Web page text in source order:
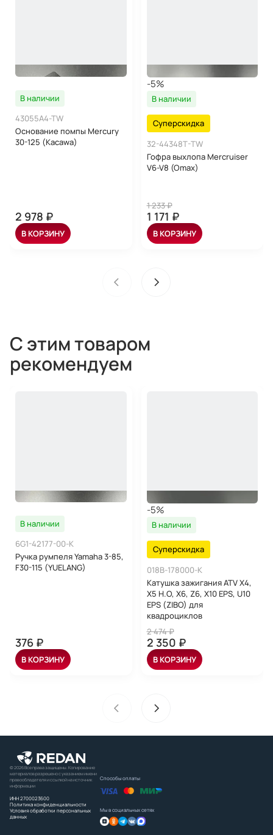
В наличии
43055A4-TW
Основание помпы Mercury
30-125 (Kacawa)
2 978 ₽
В КОРЗИНУ
-5%
В наличии
Суперскидка
32-44348T-TW
Гофра выхлопа Mercruiser
V6-V8 (Omax)
1 233 ₽
1 171 ₽
В КОРЗИНУ
С этим товаром
рекомендуем
В наличии
6G1-42177-00-K
Ручка румпеля Yamaha 3-85,
F30-115 (YUELANG)
376 ₽
В КОРЗИНУ
-5%
В наличии
Суперскидка
018B-178000-K
Катушка зажигания ATV X4,
X5 H.O, X6, Z6, X10 EPS, U10
EPS (ZIBO) для
квадроциклов
2 474 ₽
2 350 ₽
В КОРЗИНУ
© 2026 Все права защищены. Копирование
материалов разрешено с указанием имени
правообладателя и ссылкой на источник
информации
ИНН 2700023600
Политика конфиденциальности
Условия обработки персональных
данных
Способы оплаты:
Мы в социальных сетях